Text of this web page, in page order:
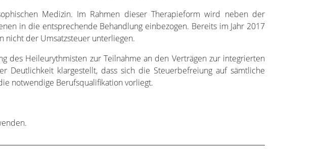
Medizin. Im Rahmen dieser Therapieform wird neben der
in die entsprechende Behandlung einbezogen. Bereits im Jahr 2017
nicht der Umsatzsteuer unterliegen.
des Heileurythmisten zur Teilnahme an den Verträgen zur integrierten
Deutlichkeit klargestellt, dass sich die Steuerbefreiung auf sämtliche
notwendige Berufsqualifikation vorliegt.